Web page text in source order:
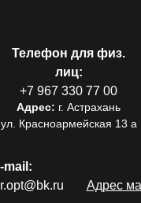
Телефон для физ.
лиц:
+7 967 330 77 00
Адрес: г. Астрахань
ул. Красноармейская 13 а
mail:
Адрес